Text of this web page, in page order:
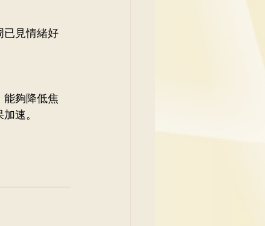
已見情緒好
能夠降低焦
速。